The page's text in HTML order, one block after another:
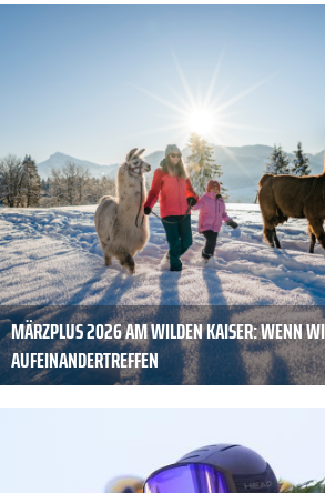
MÄRZPLUS 2026 AM WILDEN KAISER: WENN
AUFEINANDERTREFFEN